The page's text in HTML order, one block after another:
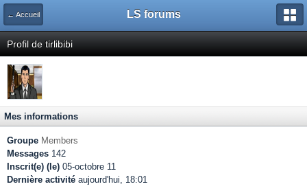
← Accueil LS forums
Profil de tirlibibi
Mes informations
Groupe Members
Messages 142
Inscrit(e) (le) 05-octobre 11
Dernière activité aujourd'hui, 18:01